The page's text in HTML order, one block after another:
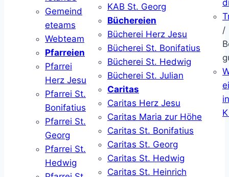
Gemeind
eteams
Webteam
Pfarreien
Pfarrei
Herz Jesu
Pfarrei St.
Bonifatius
Pfarrei St.
Georg
Pfarrei St.
Hedwig
KAB St. Georg
Büchereien
Bücherei Herz Jesu
Bücherei St. Bonifatius
Bücherei St. Hedwig
Bücherei St. Julian
Caritas
Caritas Herz Jesu
Caritas Maria zur Höhe
Caritas St. Bonifatius
Caritas St. Georg
Caritas St. Hedwig
Caritas St. Heinrich
/